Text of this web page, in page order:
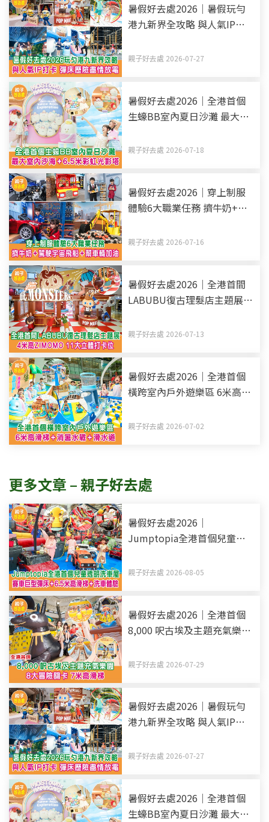
暑假好去處2026｜暑假玩勻
港九新界全攻略 與人氣IP打
更新）
親子好去處 2026-07-27
暑假好去處2026｜全港首個
生蠔BB室內夏日沙灘 最大室
親子好去處 2026-07-18
暑假好去處2026｜穿上制服
體驗6大職業任務 擠牛奶+駕
親子好去處 2026-07-16
暑假好去處2026｜全港首間
LABUBU復古理髮店主題展 4
位
親子好去處 2026-07-13
暑假好去處2026｜全港首個
橫跨室內戶外遊樂區 6米高滑
親子好去處 2026-07-02
更多文章 – 親子好去處
暑假好去處2026｜
Jumptopia全港首個兒童透
米高滑梯+洗車體驗
親子好去處 2026-08-05
暑假好去處2026｜全港首個
8,000 呎古埃及主題充氣樂園
親子好去處 2026-07-29
暑假好去處2026｜暑假玩勻
港九新界全攻略 與人氣IP打
更新）
親子好去處 2026-07-27
暑假好去處2026｜全港首個
生蠔BB室內夏日沙灘 最大室